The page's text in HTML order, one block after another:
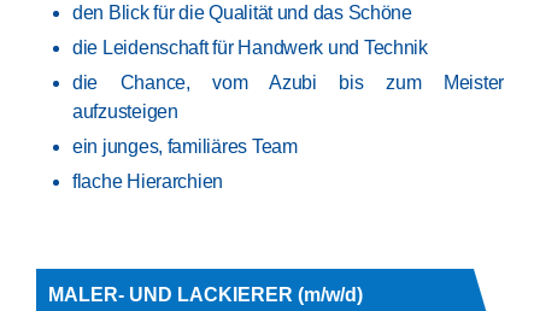
den Blick für die Qualität und das Schöne
die Leidenschaft für Handwerk und Technik
die Chance, vom Azubi bis zum Meister
aufzusteigen
ein junges, familiäres Team
flache Hierarchien
MALER- UND LACKIERER (m/w/d)